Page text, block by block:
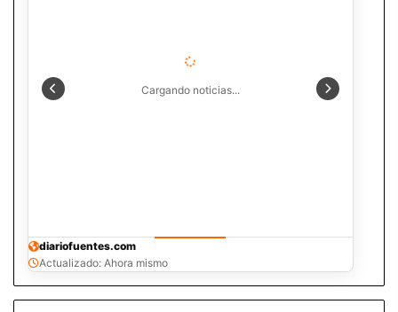
Cargando noticias...
diariofuentes.com
Actualizado: Ahora mismo